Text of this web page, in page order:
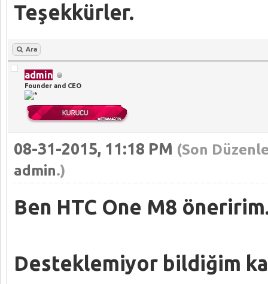
Teşekkürler.
Ara
admin
Founder and CEO
08-31-2015, 11:18 PM (Son
admin.)
Ben HTC One M8
Desteklemiyor bildiğim